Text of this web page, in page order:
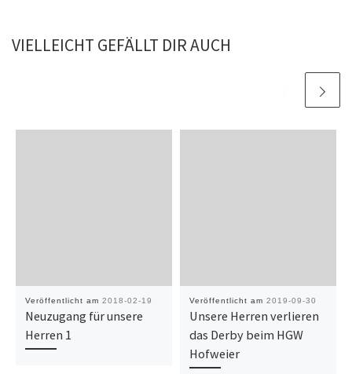
VIELLEICHT GEFÄLLT DIR AUCH
Veröffentlicht am 2018-02-19
Neuzugang für unsere
Herren 1
Veröffentlicht am 2019-09-30
Unsere Herren verlieren
das Derby beim HGW
Hofweier